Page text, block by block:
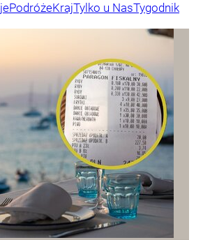
PodróżeKrajTylko u NasTygodnik